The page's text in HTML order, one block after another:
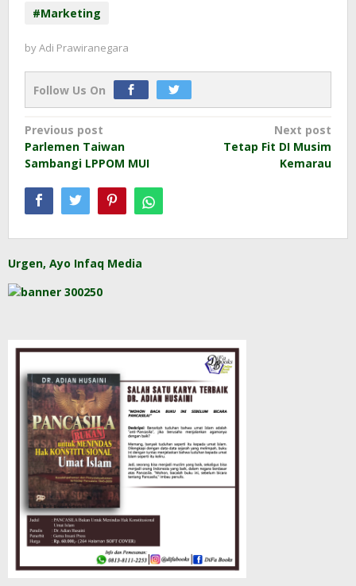
#Marketing
byAdi Prawiranegara
Follow Us On
Post
navigation
Previous post
Parlemen Taiwan
Sambangi LPPOM MUI
Next post
Tetap Fit DI Musim
Kemarau
Urgen, Ayo Infaq Media